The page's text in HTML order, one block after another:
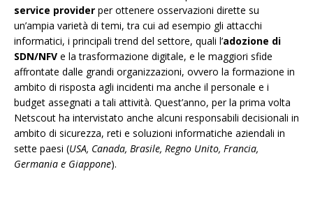
service provider per ottenere osservazioni dirette su
un’ampia varietà di temi, tra cui ad esempio gli attacchi
informatici, i principali trend del settore, quali l’adozione di
SDN/NFV e la trasformazione digitale, e le maggiori sfide
affrontate dalle grandi organizzazioni, ovvero la formazione in
ambito di risposta agli incidenti ma anche il personale e i
budget assegnati a tali attività. Quest’anno, per la prima volta
Netscout ha intervistato anche alcuni responsabili decisionali in
ambito di sicurezza, reti e soluzioni informatiche aziendali in
sette paesi (USA, Canada, Brasile, Regno Unito, Francia,
Germania e Giappone).